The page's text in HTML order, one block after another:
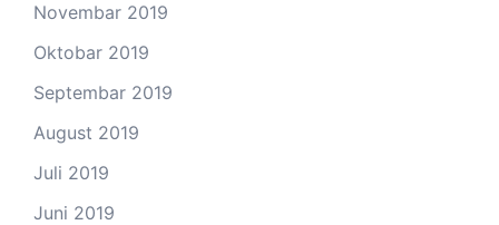
Novembar 2019
Oktobar 2019
Septembar 2019
August 2019
Juli 2019
Juni 2019